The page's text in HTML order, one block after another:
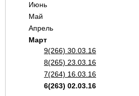
Июнь
Май
Апрель
Март
9(266) 30.03.16
8(265) 23.03.16
7(264) 16.03.16
6(263) 02.03.16